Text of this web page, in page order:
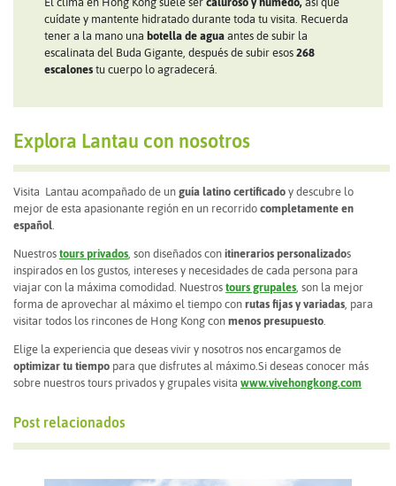
cuídate y mantente hidratado durante toda tu visita. Recuerda
tener a la mano una botella de agua antes de subir la
escalinata del Buda Gigante, después de subir esos 268
escalones tu cuerpo lo agradecerá.
Explora Lantau con nosotros
Visita Lantau acompañado de un guía latino certificado y descubre lo
mejor de esta apasionante región en un recorrido completamente en
español
Nuestros tours privados , son diseñados con itinerarios personalizados
inspirados en los gustos, intereses y necesidades de cada persona para
viajar con la máxima comodidad. Nuestros tours grupales , son la mejor
forma de aprovechar al máximo el tiempo con rutas fijas y variadas , para
visitar todos los rincones de Hong Kong con menos presupuesto
Elige la experiencia que deseas vivir y nosotros nos encargamos de
optimizar tu tiempo para que disfrutes al máximo.Si deseas conocer más
sobre nuestros tours privados y grupales visita www.vivehongkong.com
Post relacionados